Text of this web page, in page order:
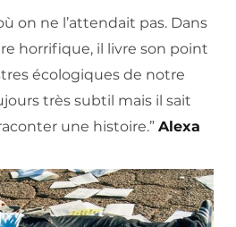
on ne l’attendait pas. Dans
horrifique, il livre son point
écologiques de notre
très subtil mais il sait
une histoire.” Alexa